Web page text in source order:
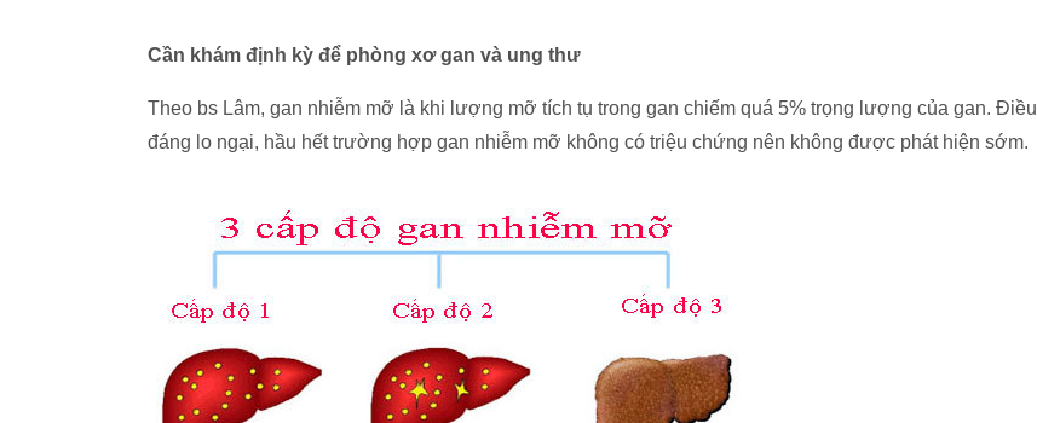
Cần khám định kỳ để phòng xơ gan và ung thư
Theo bs Lâm, gan nhiễm mỡ là khi lượng mỡ tích tụ trong gan chiếm quá 5% trọng lượng của gan. Điều
đáng lo ngại, hầu hết trường hợp gan nhiễm mỡ không có triệu chứng nên không được phát hiện sớm.